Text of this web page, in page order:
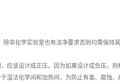
非化学实验室也有洁净要求否则均需保持
该设计成正压。因为如果设计成负压，则
湿法化学间和加热间，为防止有毒、腐蚀